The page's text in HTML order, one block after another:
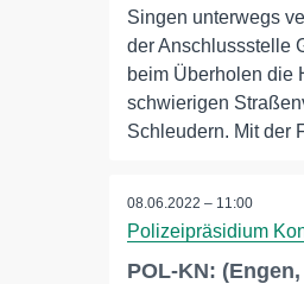
Singen unterwegs
der Anschlussstelle
beim Überholen die
schwierigen
Schleudern. Mit der
08.06.2022 – 11:00
Polizeipräsidium
POL-KN: